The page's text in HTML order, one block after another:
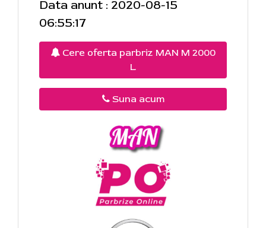
Data anunt : 2020-08-15
06:55:17
Cere oferta parbriz MAN M 2000
L
Suna acum